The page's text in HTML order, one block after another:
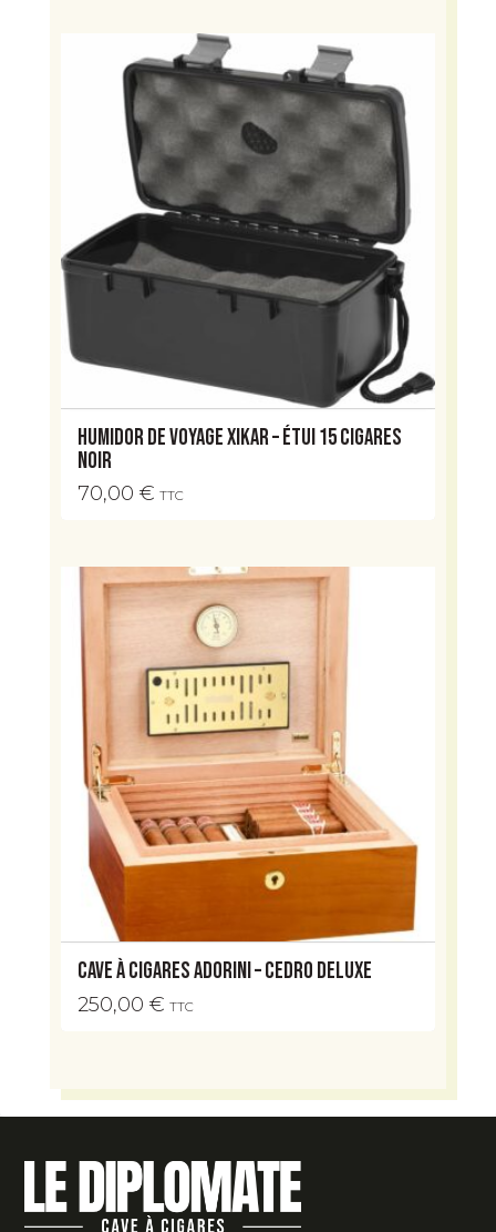
Humidor de voyage Xikar – Étui 15 cigares
Noir
70,00 € TTC
Cave à cigares Adorini – Cedro Deluxe
250,00 € TTC